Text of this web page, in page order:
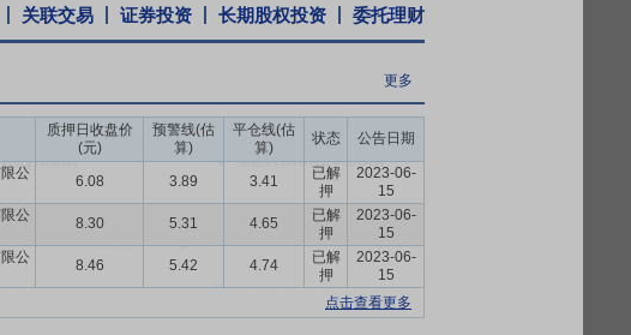
持股经营机制，极大激发了骨干员工内部创业的积极
的商业环境和改革开放带来的发展机会，公司快速成
炼和造就了一支目光长远、年富力强、开拓创新的专
伍。上市后，公司在保留员工持股经营传统的基础
定基础。
据中国农业生产资料流通协会发布的“2025年度农资
能力在宝马经销商集团中排名前列，下属多家4S店屡
升更是加剧了市场的优胜劣汰，行业集中度持续提
情况下，形成先发效应和集聚优势，进一步提高在行
关联交易 证券投资 长期股权投资 委托理财
更多
质押日收盘价
(元)
预警线(估
算)
平仓线(估
算)
状态 公告日期
公
6.08 3.89 3.41
已解
押
2023-06-
15
公
8.30 5.31 4.65
已解
押
2023-06-
15
公
8.46 5.42 4.74
已解
押
2023-06-
15
点击查看更多